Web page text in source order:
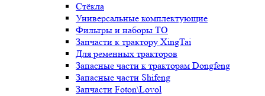
Стёкла
Универсальные комплектующие
Фильтры и наборы ТО
Запчасти к трактору XingTai
Для ременных тракторов
Запасные части к тракторам Dongfeng
Запасные части Shifeng
Запчасти Foton\Lovol